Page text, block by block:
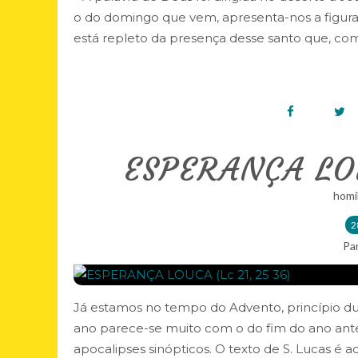
o do domingo que vem, apresenta-nos a
está repleto da presença desse santo que,
ESPERANÇA
Já estamos no tempo do Advento, princípio
ano parece-se muito com o do fim do ano
apocalipses sinópticos. O texto de S. Lucas é